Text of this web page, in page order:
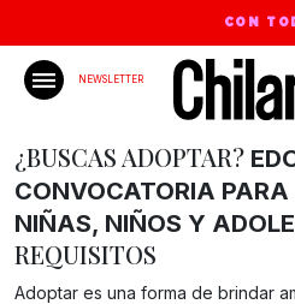
CON
NEWSLETTER
¿BUSCAS ADOPTAR?
CONVOCATORIA
NIÑAS, NIÑOS Y
REQUISITOS
Adoptar es una forma de brindar